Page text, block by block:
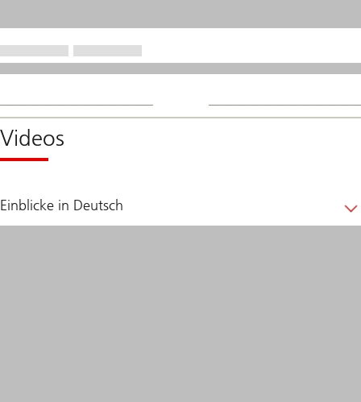
Videos
Einblicke in Deutsch